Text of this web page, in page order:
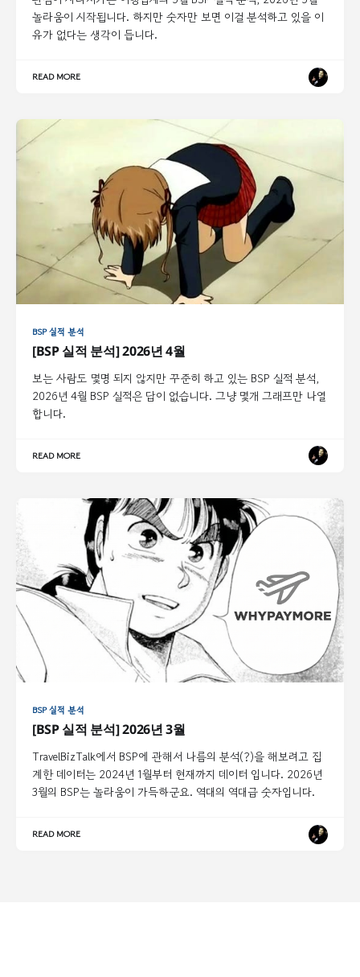
놀라움이 시작됩니다. 하지만 숫자만 보면 이걸 분석하고 있을 이
유가 없다는 생각이 듭니다.
READ MORE
BSP 실적 분석
[BSP 실적 분석] 2026년 4월
보는 사람도 몇명 되지 않지만 꾸준히 하고 있는 BSP 실적 분석,
2026년 4월 BSP 실적은 답이 없습니다. 그냥 몇개 그래프만 나열
합니다.
READ MORE
BSP 실적 분석
[BSP 실적 분석] 2026년 3월
TravelBizTalk에서 BSP에 관해서 나름의 분석(?)을 해보려고 집
계한 데이터는 2024년 1월부터 현재까지 데이터 입니다. 2026년
3월의 BSP는 놀라움이 가득하군요. 역대의 역대급 숫자입니다.
READ MORE